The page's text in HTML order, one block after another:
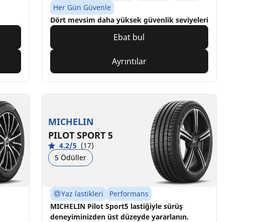
Her Gün Güvenle
Dört mevsim daha yüksek güvenlik seviyeleri
Ebat bul
Ayrıntılar
MICHELIN
PILOT SPORT 5
4.2/5 (17)
5 Ödüller
Yaz lastikleri
Performans
MICHELIN Pilot Sport5 lastiğiyle sürüş
deneyiminizden üst düzeyde yararlanın.